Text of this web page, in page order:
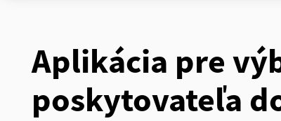
Aplikácia pre
poskytovateľa